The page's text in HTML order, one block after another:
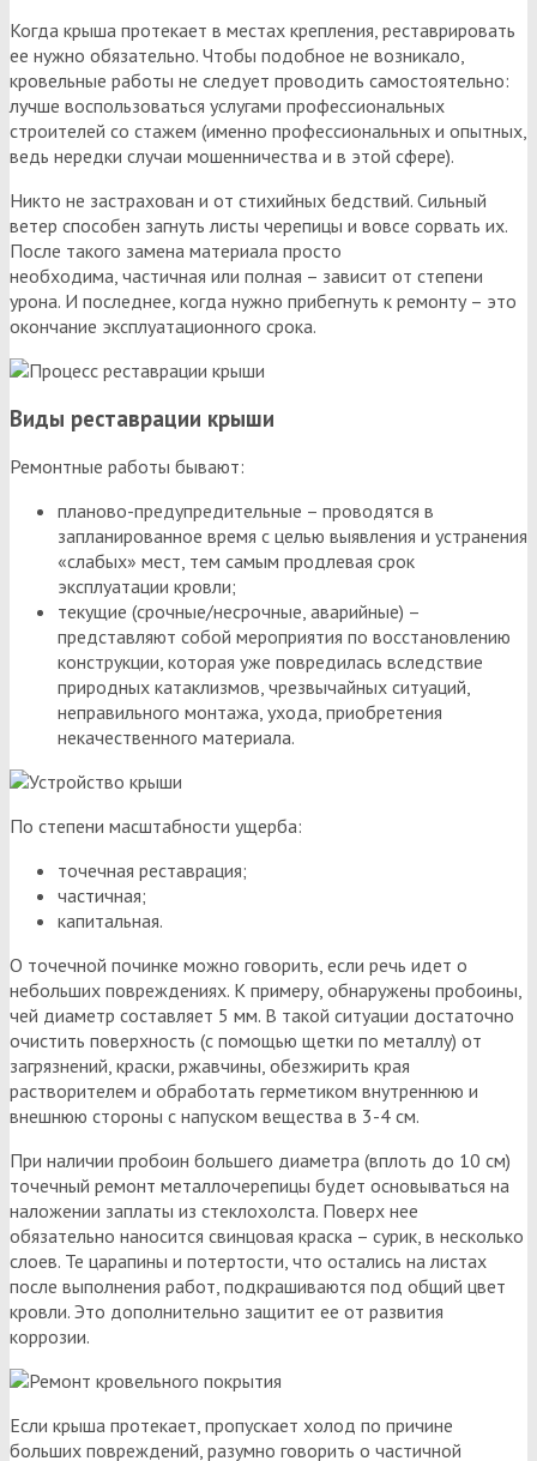
Когда крыша протекает в местах крепления, реставрировать
ее нужно обязательно. Чтобы подобное не возникало,
кровельные работы не следует проводить самостоятельно:
лучше воспользоваться услугами профессиональных
строителей со стажем (именно профессиональных и опытных,
ведь нередки случаи мошенничества и в этой сфере).
Никто не застрахован и от стихийных бедствий. Сильный
ветер способен загнуть листы черепицы и вовсе сорвать их.
После такого замена материала просто
необходима, частичная или полная – зависит от степени
урона. И последнее, когда нужно прибегнуть к ремонту – это
окончание эксплуатационного срока.
Виды реставрации крыши
Ремонтные работы бывают:
планово-предупредительные – проводятся в
запланированное время с целью выявления и устранения
«слабых» мест, тем самым продлевая срок
эксплуатации кровли;
текущие (срочные/несрочные, аварийные) –
представляют собой мероприятия по восстановлению
конструкции, которая уже повредилась вследствие
природных катаклизмов, чрезвычайных ситуаций,
неправильного монтажа, ухода, приобретения
некачественного материала.
По степени масштабности ущерба:
точечная реставрация;
частичная;
капитальная.
О точечной починке можно говорить, если речь идет о
небольших повреждениях. К примеру, обнаружены пробоины,
чей диаметр составляет 5 мм. В такой ситуации достаточно
очистить поверхность (с помощью щетки по металлу) от
загрязнений, краски, ржавчины, обезжирить края
растворителем и обработать герметиком внутреннюю и
внешнюю стороны с напуском вещества в 3-4 см.
При наличии пробоин большего диаметра (вплоть до 10 см)
точечный ремонт металлочерепицы будет основываться на
наложении заплаты из стеклохолста. Поверх нее
обязательно наносится свинцовая краска – сурик, в несколько
слоев. Те царапины и потертости, что остались на листах
после выполнения работ, подкрашиваются под общий цвет
кровли. Это дополнительно защитит ее от развития
коррозии.
Если крыша протекает, пропускает холод по причине
больших повреждений, разумно говорить о частичной